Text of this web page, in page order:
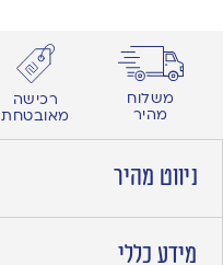
משלוח
מהיר
רכישה
מאובטחת
ניווט מהיר
מידע כללי